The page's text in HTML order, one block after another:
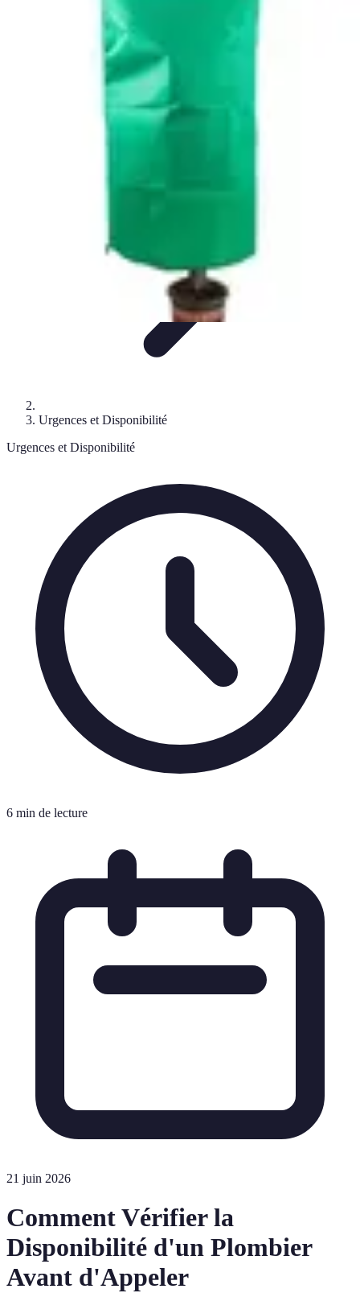
Choisir un Plombier
Conseils Pratiques Conseils
Plombier Disponible
Urgences et Disponibilité
Urgences et Disponibilité
6 min de lecture
21 juin 2026
Comment Vérifier la
Disponibilité d'un Plombier
Avant d'Appeler